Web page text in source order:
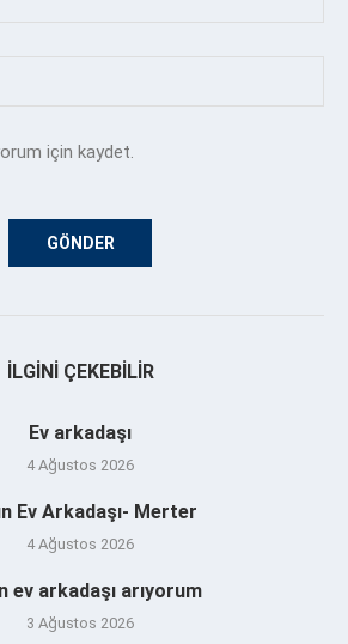
için kaydet.
İLGINI ÇEKEBILIR
Ev arkadaşı
4 Ağustos 2026
Ev Arkadaşı- Merter
4 Ağustos 2026
ev arkadaşı arıyorum
3 Ağustos 2026